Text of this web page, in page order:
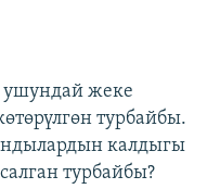
жеке
турбайбы.
калдыгы
турбайбы?